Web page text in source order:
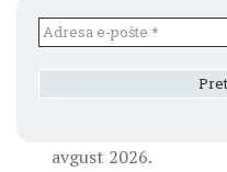
avgust 2026.